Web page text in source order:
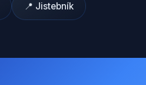
📍 Jistebník